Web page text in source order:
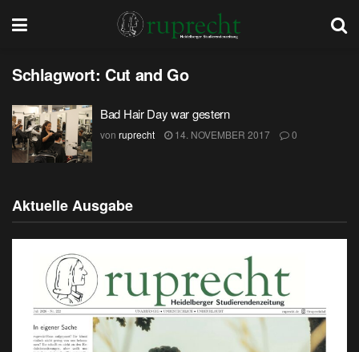
Schlagwort: Cut and Go
Bad Hair Day war gestern
von ruprecht 14. NOVEMBER 2017 0
Aktuelle Ausgabe